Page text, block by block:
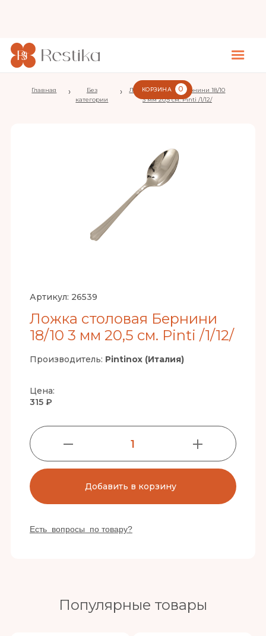
КОРЗИНА 0
Главная ›
Без
категории
›
Ложка столовая Бернини 18/10
3 мм 20,5 см. Pinti /1/12/
Артикул: 26539
Ложка столовая Бернини
18/10 3 мм 20,5 см. Pinti /1/12/
Производитель: Pintinox (Италия)
Цена:
315 ₽
1
Добавить в корзину
Есть вопросы по товару?
Популярные товары